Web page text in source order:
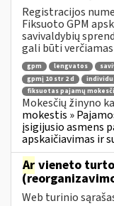
Registracijos
Fiksuoto GPM
savivaldybių
gali būti
gpm lengvatos
gpmį 10 str 2 d
fiksuotas pajamų
Mokesčių žinyno
mokestis »
įsigijusio asmens
apskaičiavimas ir
Ar vieneto
Web turinio